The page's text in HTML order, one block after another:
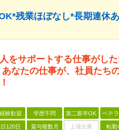
残業ほぼなし*長期連休
人をサポートする仕事がし
なたの仕事が、社員たち
験歓迎 学歴不問 第二新卒OK ベテ
120日 賞与複数月 上場企業 転勤